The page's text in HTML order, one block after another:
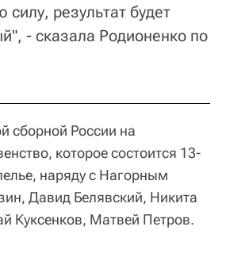
силу, результат будет
- сказала Родионенко по
сборной России на
которое состоится 13-
наряду с Нагорным
Давид Белявский, Никита
Куксенков, Матвей Петров.